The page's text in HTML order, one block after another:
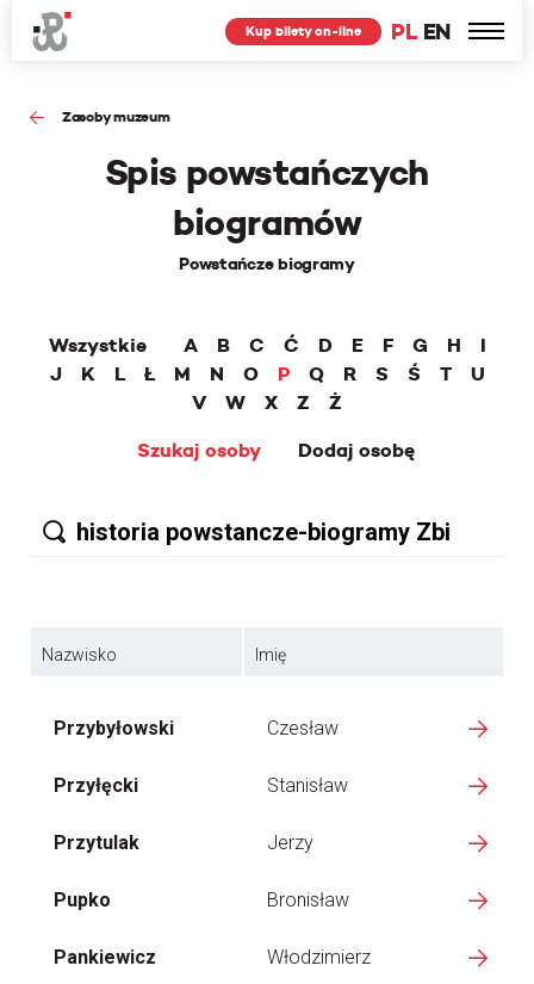
PL EN
Kup bilety on-line
Zasoby muzeum
Spis powstańczych
biogramów
Powstańcze biogramy
Wszystkie A B C Ć D E F G H
I
J
K L Ł M N O P Q R S Ś T
U
V
W X Z
Ż
Szukaj osoby
Dodaj osobę
Nazwisko Imię
Przybyłowski Czesław
Przyłęcki Stanisław
Przytulak Jerzy
Pupko Bronisław
Pankiewicz Włodzimierz